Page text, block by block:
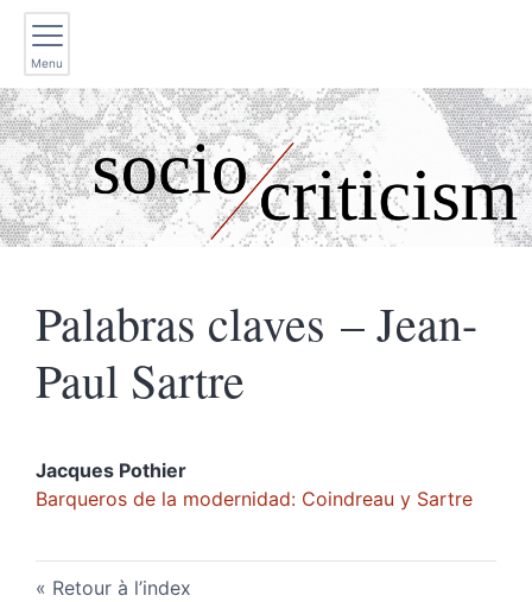
Menu
Palabras claves – Jean-
Paul Sartre
Jacques Pothier
Barqueros de la modernidad: Coindreau y Sartre
Retour à l’index